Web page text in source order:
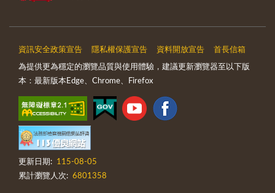
資訊安全政策宣告 隱私權保護宣告 資料開放宣告 首長信箱
為提供更為穩定的瀏覽品質與使用體驗，建議更新瀏覽器至以下版
本：最新版本Edge、Chrome、Firefox
更新日期:
115-08-05
累計瀏覽人次: 6801358